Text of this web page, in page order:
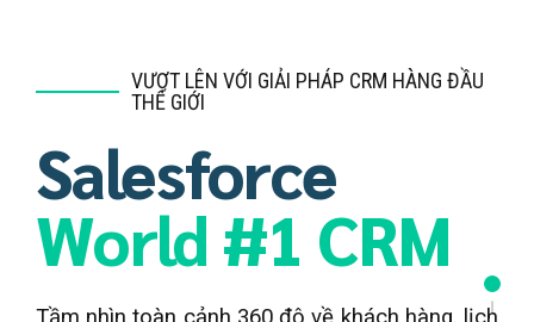
VƯỢT LÊN VỚI GIẢI PHÁP CRM HÀNG ĐẦU
THẾ GIỚI
Salesforce
World #1 CRM
TĂNG TỐC MỞ RỘNG BÁN HÀNG
Thông minh
hơn
KHÁCH HÀNG CẦN ĐƯỢC ĐỐI XỬ
Như là
Bạn tâm giao